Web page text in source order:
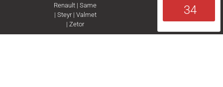
Renault |Same
| Steyr| Valmet
|Zetor
34